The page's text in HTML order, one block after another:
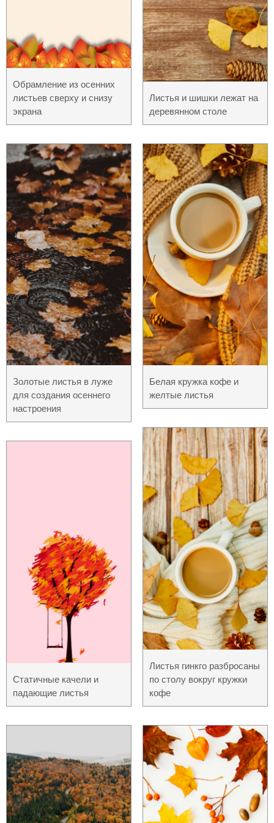
Обрамление из осенних
листьев сверху и снизу
экрана
Золотые листья в луже
для создания осеннего
настроения
Статичные качели и
падающие листья
Листья и шишки лежат на
деревянном столе
Белая кружка кофе и
желтые листья
Листья гинкго разбросаны
по столу вокруг кружки
кофе